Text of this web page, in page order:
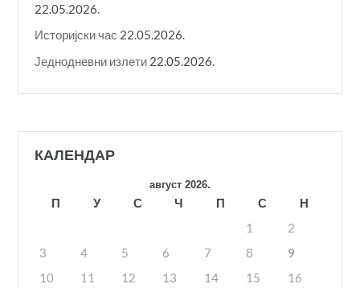
22.05.2026.
Историјски час 22.05.2026.
Једнодневни излети 22.05.2026.
КАЛЕНДАР
август 2026.
П У С Ч П С
Н
1
2
3
4 5 6 7 8
9
10
11 12 13 14 15
16